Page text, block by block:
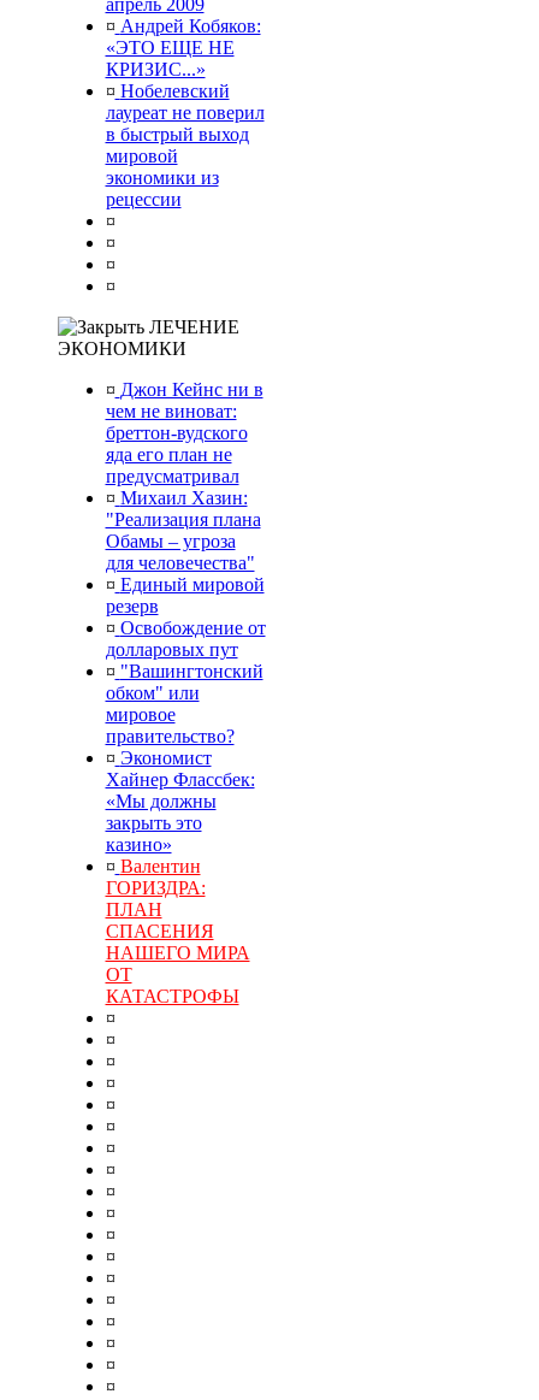
апрель 2009
¤ Андрей Кобяков:
«ЭТО ЕЩЕ НЕ
КРИЗИС...»
¤ Нобелевский
лауреат не поверил
в быстрый выход
мировой
экономики из
рецессии
¤
¤
¤
¤
ЛЕЧЕНИЕ
ЭКОНОМИКИ
¤ Джон Кейнс ни в
чем не виноват:
бреттон-вудского
яда его план не
предусматривал
¤ Михаил Хазин:
"Реализация плана
Обамы – угроза
для человечества"
¤ Единый мировой
резерв
¤ Освобождение от
долларовых пут
¤ "Вашингтонский
обком" или
мировое
правительство?
¤ Экономист
Хайнер Флассбек:
«Мы должны
закрыть это
казино»
¤ Валентин
ГОРИЗДРА:
ПЛАН
СПАСЕНИЯ
НАШЕГО МИРА
ОТ
КАТАСТРОФЫ
¤
¤
¤
¤
¤
¤
¤
¤
¤
¤
¤
¤
¤
¤
¤
¤
¤
¤